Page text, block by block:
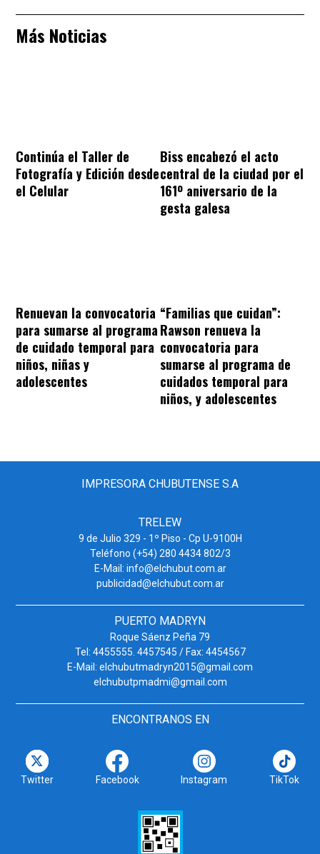
Más Noticias
Continúa el Taller de
Fotografía y Edición desde
el Celular
Biss encabezó el acto
central de la ciudad por el
161º aniversario de la
gesta galesa
Renuevan la convocatoria
para sumarse al programa
de cuidado temporal para
niños, niñas y
adolescentes
“Familias que cuidan”:
Rawson renueva la
convocatoria para
sumarse al programa de
cuidados temporal para
niños, y adolescentes
IMPRESORA CHUBUTENSE S.A
TRELEW
9 de Julio 329 - 1º Piso - Cp U-9100H
Teléfono (+54) 280 4434 802/3
E-Mail: info@elchubut.com.ar
publicidad@elchubut.com.ar
PUERTO MADRYN
Roque Sáenz Peña 79
Tel: 4455555. 4457545 / Fax: 4454567
E-Mail: elchubutmadryn2015@gmail.com
elchubutpmadmi@gmail.com
ENCONTRANOS EN
Twitter Facebook Instagram TikTok